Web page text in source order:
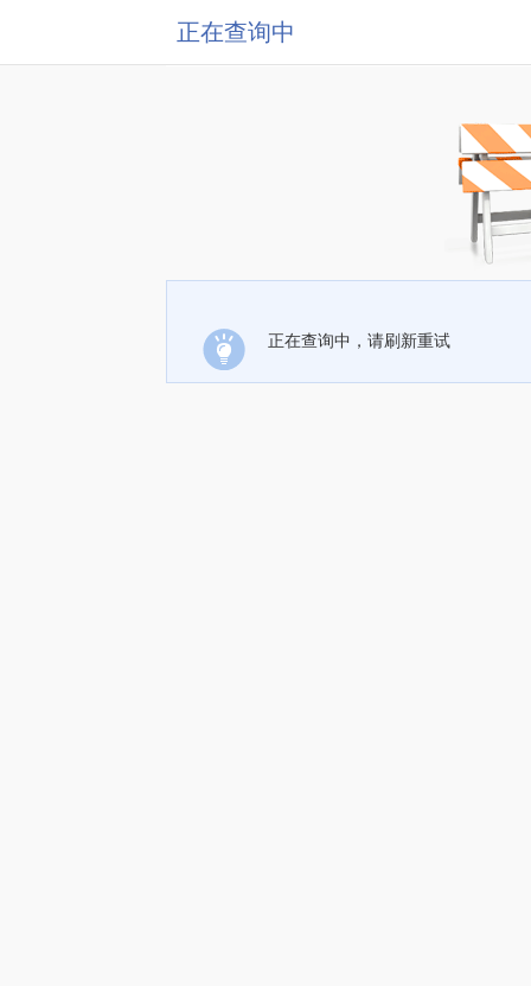
正在查询中
正在查询中，请刷新重试